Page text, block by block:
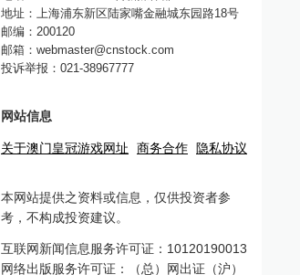
地址：上海浦东新区陆家嘴金融城东园路18号
邮编：200120
邮箱： webmaster@cnstock.com
投诉举报：021-38967777
网站信息
关于澳门皇冠游戏网址 商务合作 隐私协议
本网站提供之资料或信息，仅供投资者参
考，不构成投资建议。
互联网新闻信息服务许可证：10120190013
网络出版服务许可证：（总）网出证（沪）